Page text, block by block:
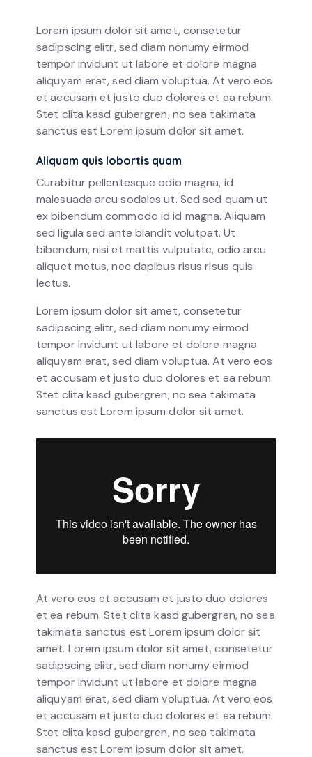
Lorem ipsum dolor sit amet, consetetur
sadipscing elitr, sed diam nonumy eirmod
tempor invidunt ut labore et dolore magna
aliquyam erat, sed diam voluptua. At vero eos
et accusam et justo duo dolores et ea rebum.
Stet clita kasd gubergren, no sea takimata
sanctus est Lorem ipsum dolor sit amet.
Aliquam quis lobortis quam
Curabitur pellentesque odio magna, id
malesuada arcu sodales ut. Sed sed quam ut
ex bibendum commodo id id magna. Aliquam
sed ligula sed ante blandit volutpat. Ut
bibendum, nisi et mattis vulputate, odio arcu
aliquet metus, nec dapibus risus risus quis
lectus.
Lorem ipsum dolor sit amet, consetetur
sadipscing elitr, sed diam nonumy eirmod
tempor invidunt ut labore et dolore magna
aliquyam erat, sed diam voluptua. At vero eos
et accusam et justo duo dolores et ea rebum.
Stet clita kasd gubergren, no sea takimata
sanctus est Lorem ipsum dolor sit amet.
At vero eos et accusam et justo duo dolores
et ea rebum. Stet clita kasd gubergren, no sea
takimata sanctus est Lorem ipsum dolor sit
amet. Lorem ipsum dolor sit amet, consetetur
sadipscing elitr, sed diam nonumy eirmod
tempor invidunt ut labore et dolore magna
aliquyam erat, sed diam voluptua. At vero eos
et accusam et justo duo dolores et ea rebum.
Stet clita kasd gubergren, no sea takimata
sanctus est Lorem ipsum dolor sit amet.